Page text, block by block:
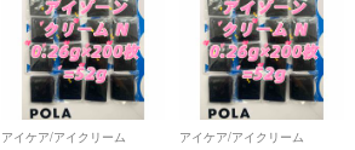
アイケア/アイクリーム アイケア/アイクリーム